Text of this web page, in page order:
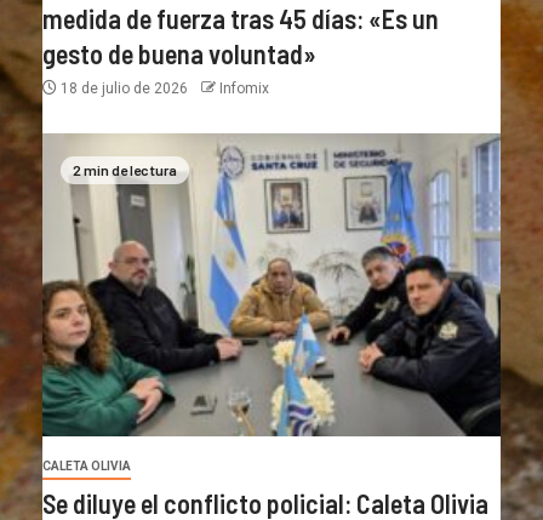
medida de fuerza tras 45 días: «Es un
gesto de buena voluntad»
18 de julio de 2026 Infomix
2 min de lectura
CALETA OLIVIA
Se diluye el conflicto policial: Caleta Olivia